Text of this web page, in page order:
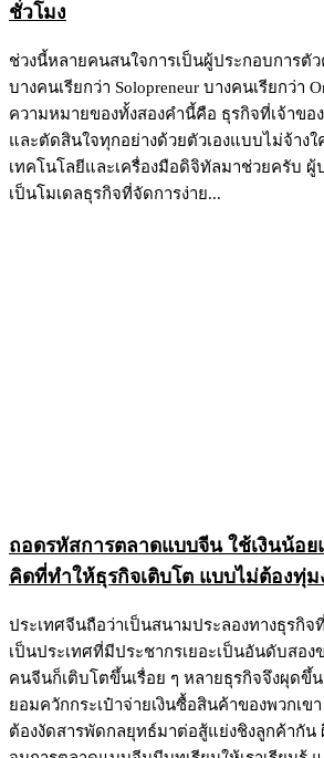
ชั่วโมง
ช่วงนี้หลายคนสนใจการเป็นผู้ประกอบการตั
บางคนเรียกว่า Solopreneur บางคนเรียกว่า
ความหมายของทั้งสองคำนี้คือ ธุรกิจที่เจ้าขอ
และตัดสินใจทุกอย่างด้วยตัวเองแบบไม่จ้างใ
เทคโนโลยีและเครื่องมือดิจิทัลมาช่วยครับ ผู้
เป็นโมเดลธุรกิจที่จัดการง่าย...
ถอดรหัสการตลาดแบบจีน ใช้เงินน้อ
คิดที่ทำให้ธุรกิจเติบโต แบบไม่ต้องทุ่
ประเทศจีนถือว่าเป็นสนามประลองทางธุรกิ
เป็นประเทศที่มีประชากรเยอะเป็นอันดับสอง
คนจีนก็เติบโตขึ้นเรื่อย ๆ หลายธุรกิจจึงผุดขึ้
ยอมควักกระเป๋าจ่ายเงินซื้อสินค้าของพวกเข
ต้องงัดสารพัดกลยุทธ์มาต่อสู้แย่งชิงลูกค้ากัน